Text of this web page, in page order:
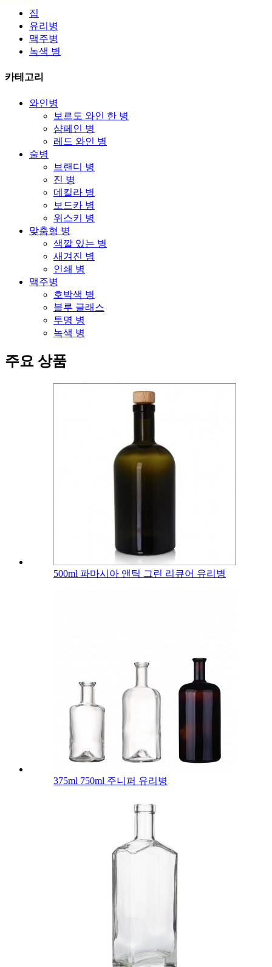
집
유리병
맥주병
녹색 병
카테고리
와인병
보르도 와인 한 병
샴페인 병
레드 와인 병
술병
브랜디 병
진 병
데킬라 병
보드카 병
위스키 병
맞춤형 병
색깔 있는 병
새겨진 병
인쇄 병
맥주병
호박색 병
블루 글래스
투명 병
녹색 병
주요 상품
500ml 파마시아 앤틱 그린 리큐어 유리병
375ml 750ml 주니퍼 유리병